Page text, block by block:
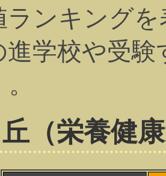
ランキング
進学校や受
（栄養健